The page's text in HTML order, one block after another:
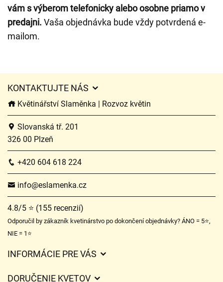
vám s výberom telefonicky alebo osobne priamo v
predajni. Vaša objednávka bude vždy potvrdená e-
mailom.
KONTAKTUJTE NÁS
Květinářství Slaměnka | Rozvoz květin
Slovanská tř. 201
326 00 Plzeň
+420 604 618 224
info@eslamenka.cz
4.8/5 ⭐ (155 recenzií)
Odporučil by zákazník kvetinárstvo po dokončení objednávky? ÁNO = 5⭐,
NIE = 1⭐
INFORMÁCIE PRE VÁS
DORUČENIE KVETOV